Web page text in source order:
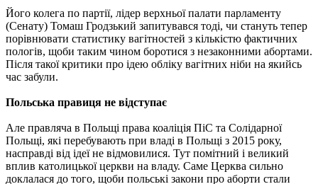
Його колега по партії, лідер верхньої палати парламенту
(Сенату) Томаш Гродзький запитувався тоді, чи стануть тепер
порівнювати статистику вагітностей з кількістю фактичних
пологів, щоби таким чином боротися з незаконними абортами.
Після такої критики про ідею обліку вагітних ніби на якийсь
час забули.
Польська правиця не відступає
Але правляча в Польщі права коаліція ПіС та Солідарної
Польщі, які перебувають при владі в Польщі з 2015 року,
насправді від ідеї не відмовилися. Тут помітний і великий
вплив католицької церкви на владу. Саме Церква сильно
доклалася до того, щоби польські закони про аборти стали